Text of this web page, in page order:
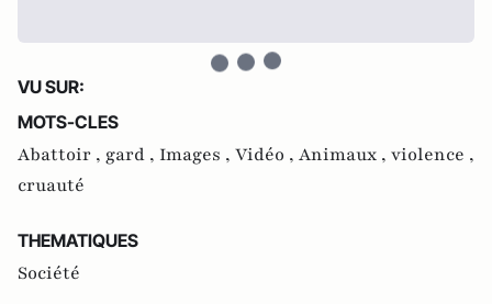
VU SUR:
MOTS-CLES
Abattoir , gard , Images , Vidéo , Animaux , violence ,
cruauté
THEMATIQUES
Société